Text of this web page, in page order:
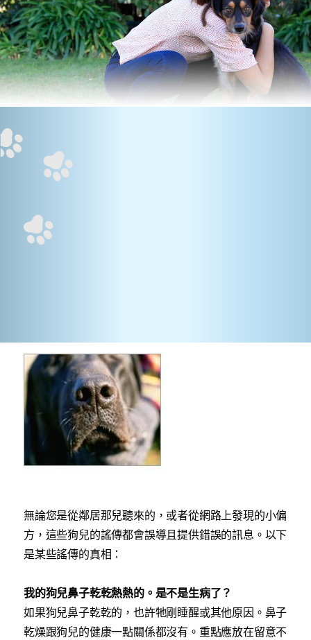
無論您是從鄰居那兒聽來的，或者從網路上發現的小偏
方，這些狗兒的謠傳都會誤導且提供錯誤的訊息。以下
是某些謠傳的真相：
我的狗兒鼻子乾乾熱熱的。是不是生病了？
如果狗兒鼻子乾乾的，也許牠剛睡醒或其他原因。鼻子
乾燥跟狗兒的健康一點關係都沒有。重點應放在留意不